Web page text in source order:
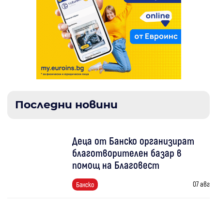
Последни новини
Деца от Банско организират
благотворителен базар в
помощ на Благовест
Банско 07 авг